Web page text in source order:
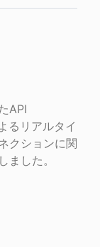
API
るリアルタイ
クションに関
ました。